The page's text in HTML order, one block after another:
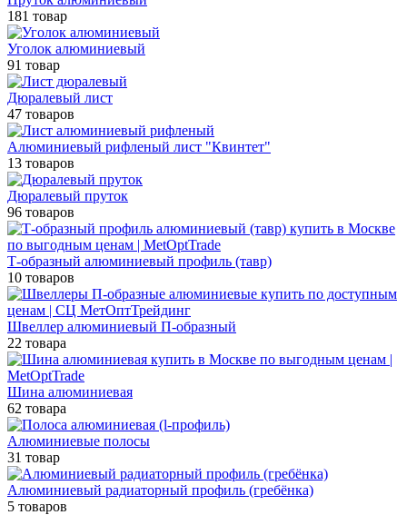
181 товар
Уголок алюминиевый
91 товар
Дюралевый лист
47 товаров
Алюминиевый рифленый лист "Квинтет"
13 товаров
Дюралевый пруток
96 товаров
Т-образный алюминиевый профиль (тавр)
10 товаров
Швеллер алюминиевый П-образный
22 товара
Шина алюминиевая
62 товара
Алюминиевые полосы
31 товар
Алюминиевый радиаторный профиль (гребёнка)
5 товаров